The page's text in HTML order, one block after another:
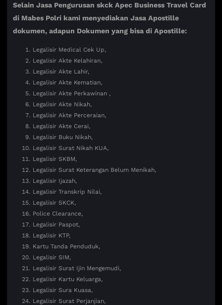
Selain Jasa Pengurusan skck Apec Business Travel Card
di Mabes Polri kami menyediakan Jasa Apostille
dokumen, adapun Dokumen yang bisa di Apostille:
Legalisir Medical Cek Up,
Legalisir Akte Kelahiran,
Legalisir Akte Lahir,
Legalisir Akte Kematian,
Legalisir Akte Perkawinan ,
Legalisir Akte Nikah,
Legalisir Akte Perceraian,
Legalisir Akte Cerai,
Legalisir Buku Nikah,
Legalisir Surat Nikah KUA,
Legalisir SKBM,
Legalisir Surat Keterangan Belum Menikah,
Legalisir Ijazah,
Legalisir Transkrip Nilai,
Legalisir SKCK,
Police Clearance,
Legalisir Paspot,
Legalisir KTP,
Kartu Tanda Penduduk,
Legalisir SIM,
Legalisir Surat Ijin Mengemudi,
Legalisir Kartu Keluarga,
Legalisir Sura Kuasa,
Legalisir Surat Perjanjian,